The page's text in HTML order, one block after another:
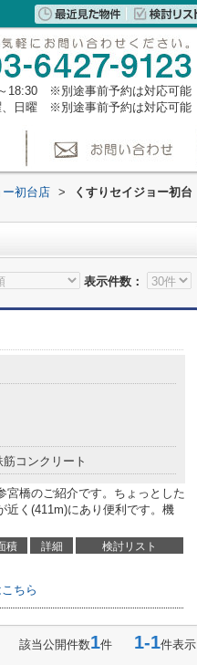
18:30 ※別途事前予約は対応可能
、日曜 ※別途事前予約は対応可能
ー初台店 >
くすりセイジョー初台
表示件数：
筋コンクリート
宮橋のご紹介です。ちょっとした
近く(411m)にあり便利です。機
積 詳細 検討リスト
ちら
該当公開件数1件 1-1件表示